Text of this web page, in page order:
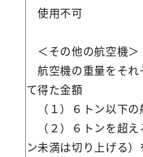
使用不可
＜その他の航空機＞
航空機の重量をそ
て得た金額
（１）６トン以
（２）６トンを超え
ン未満は切り上げる